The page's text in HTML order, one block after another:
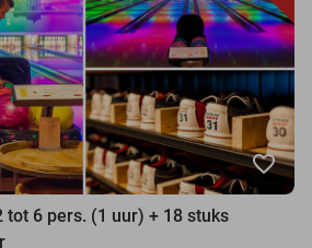
favorite_border
tot 6 pers. (1 uur) + 18 stuks